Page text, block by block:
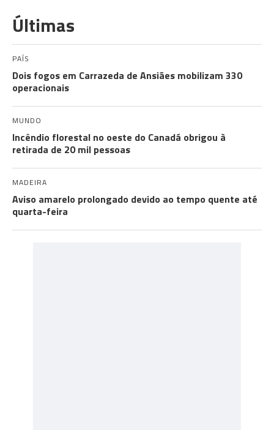
Últimas
PAÍS
Dois fogos em Carrazeda de Ansiães mobilizam 330
operacionais
MUNDO
Incêndio florestal no oeste do Canadá obrigou à
retirada de 20 mil pessoas
MADEIRA
Aviso amarelo prolongado devido ao tempo quente até
quarta-feira